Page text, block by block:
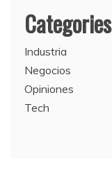
Categories
Industria
Negocios
Opiniones
Tech